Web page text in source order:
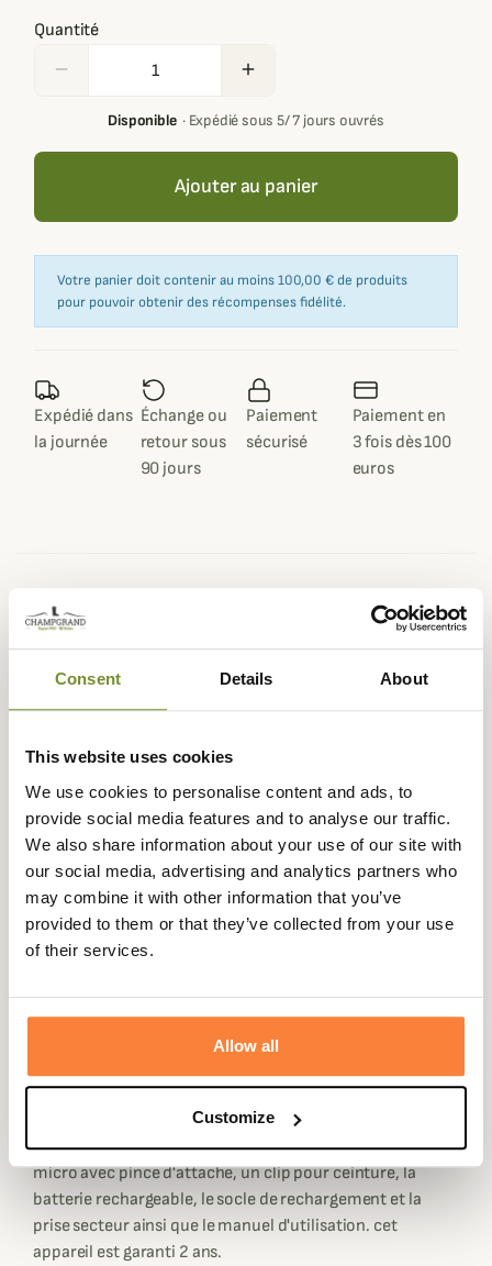
Consent Details About
This website uses cookies
We use cookies to personalise content and ads, to
provide social media features and to analyse our traffic.
We also share information about your use of our site with
our social media, advertising and analytics partners who
may combine it with other information that you’ve
provided to them or that they’ve collected from your use
of their services.
Allow all
Customize
Quantité
remove add
Disponible· Expédié sous 5/ 7 jours ouvrés
Ajouter au panier
Votre panier doit contenir au moins 100,00 € de produits
pour pouvoir obtenir des récompenses fidélité.
Expédié dans
la journée
Échange ou
retour sous
90 jours
Paiement
sécurisé
Paiement en
3 fois dès 100
euros
Description
Num'Axes, le spécialiste français de l'équipement
électronique de loisir en plein-air vous présente ce
talkie-talkie simple et polyvalent. Il s'agit d'un émetteur-
(8+8préprogrammés).
Le talkie-walkieTLK1022 vous donne une grande liberté
d'utilisation grâce à sa portée qui peut atteindre 12km
dans les milieux très ouverts comme en montagne. Dans
les milieux boisés comme en forêt, la portée sera de 4 à
6km.
Il comprend les fonctions suivantes : balayage et
Ce talkie-walkie Num'Axes est très appréciables par son
fait raisonnable pour en faciliter le port. Il fonctionne sur
batterie rechargeable. Il dispose en outre d'une prose
Jack pour les accessoires et auxiliaires.
Le talkie-walkie TLK1022 est fourni avec : une oreillette
micro avec pince d'attache, un clip pour ceinture, la
batterie rechargeable, le socle de rechargement et la
prise secteur ainsi que le manuel d'utilisation. cet
appareil est garanti 2 ans.